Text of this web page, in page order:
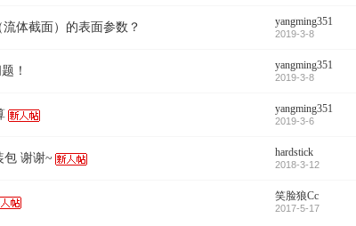
体截面）的表面参数？ yangming351
2019-3-8
！ yangming351
2019-3-8
yangming351
2019-3-6
包 谢谢~ hardstick
2018-3-12
笑脸狼Cc
2017-5-17